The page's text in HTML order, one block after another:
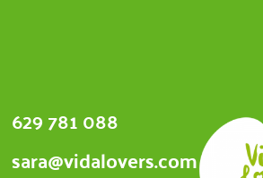
629 781 088
sara@vidalovers.com